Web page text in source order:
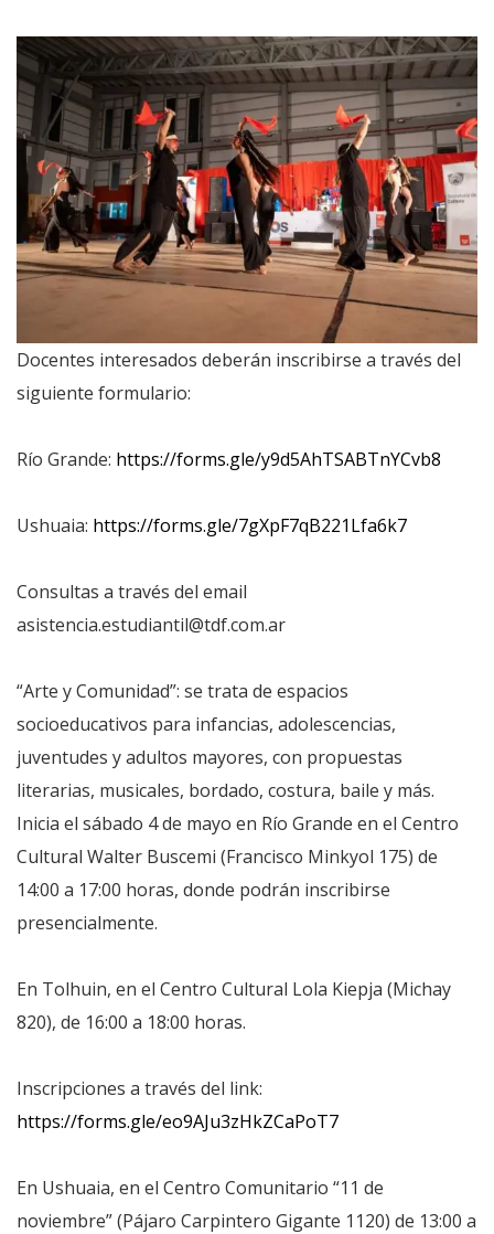
Docentes interesados deberán inscribirse a través del
siguiente formulario:
Río Grande: https://forms.gle/y9d5AhTSABTnYCvb8
Ushuaia: https://forms.gle/7gXpF7qB221Lfa6k7
Consultas a través del email
asistencia.estudiantil@tdf.com.ar
“Arte y Comunidad”: se trata de espacios
socioeducativos para infancias, adolescencias,
juventudes y adultos mayores, con propuestas
literarias, musicales, bordado, costura, baile y más.
Inicia el sábado 4 de mayo en Río Grande en el Centro
Cultural Walter Buscemi (Francisco Minkyol 175) de
14:00 a 17:00 horas, donde podrán inscribirse
presencialmente.
En Tolhuin, en el Centro Cultural Lola Kiepja (Michay
820), de 16:00 a 18:00 horas.
Inscripciones a través del link:
https://forms.gle/eo9AJu3zHkZCaPoT7
En Ushuaia, en el Centro Comunitario “11 de
noviembre” (Pájaro Carpintero Gigante 1120) de 13:00 a